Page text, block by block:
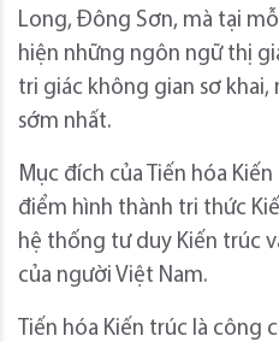
Long, Đông Sơn, mà tại
hiện những ngôn ngữ thị
tri giác không gian sơ khai,
sớm nhất.
Mục đích của Tiến hóa
điểm hình thành tri thức
hệ thống tư duy Kiến trúc
của người Việt Nam.
Tiến hóa Kiến trúc là công